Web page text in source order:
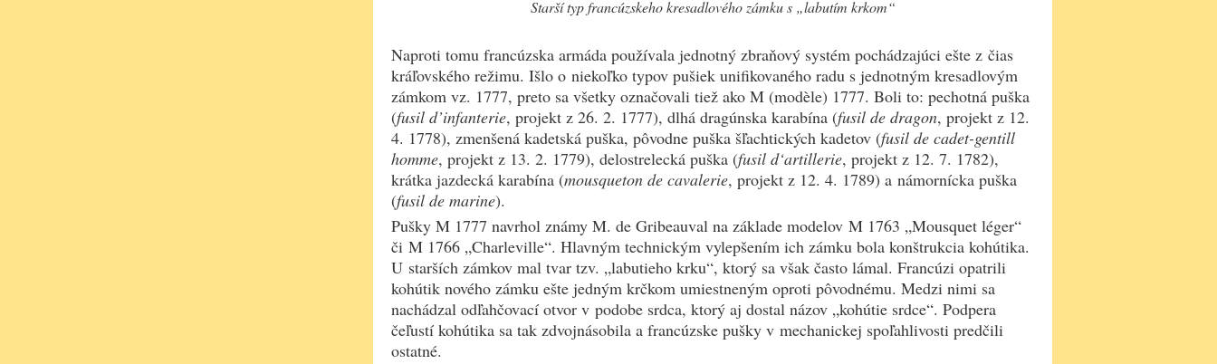
Starší typ francúzskeho kresadlového zámku s „labutím krkom“
Naproti tomu francúzska armáda používala jednotný zbraňový systém pochádzajúci ešte z čias
kráľovského režimu. Išlo o niekoľko typov pušiek unifikovaného radu s jednotným kresadlovým
zámkom vz. 1777, preto sa všetky označovali tiež ako M (modèle) 1777. Boli to: pechotná puška
(fusil d’infanterie, projekt z 26. 2. 1777), dlhá dragúnska karabína (fusil de dragon, projekt z 12.
4. 1778), zmenšená kadetská puška, pôvodne puška šľachtických kadetov (fusil de cadet-gentill
homme, projekt z 13. 2. 1779), delostrelecká puška (fusil d‘artillerie, projekt z 12. 7. 1782),
krátka jazdecká karabína (mousqueton de cavalerie, projekt z 12. 4. 1789) a námornícka puška
(fusil de marine).
Pušky M 1777 navrhol známy M. de Gribeauval na základe modelov M 1763 „Mousquet léger“
či M 1766 „Charleville“. Hlavným technickým vylepšením ich zámku bola konštrukcia kohútika.
U starších zámkov mal tvar tzv. „labutieho krku“, ktorý sa však často lámal. Francúzi opatrili
kohútik nového zámku ešte jedným krčkom umiestneným oproti pôvodnému. Medzi nimi sa
nachádzal odľahčovací otvor v podobe srdca, ktorý aj dostal názov „kohútie srdce“. Podpera
čeľustí kohútika sa tak zdvojnásobila a francúzske pušky v mechanickej spoľahlivosti predčili
ostatné.